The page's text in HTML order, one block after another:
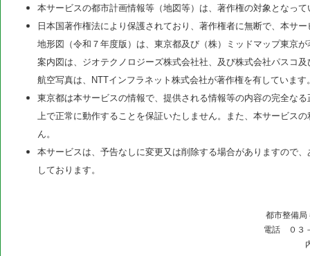
本サービスの都市計画情報等（地図等）は、著作権の対象となって
日本国著作権法により保護されており、著作権者に無断で、本サ
地形図（令和７年度版）は、東京都及び（株）ミッドマップ東京
案内図は、ジオテクノロジーズ株式会社社、及び株式会社パスコ
航空写真は、NTTインフラネット株式会社が著作権を有しています
東京都は本サービスの情報で、提供される情報等の内容の完全な
上で正常に動作することを保証いたしません。また、本サービス
ん。
本サービスは、予告なしに変更又は削除する場合がありますので
しております。
都市整備局
電話 ０３